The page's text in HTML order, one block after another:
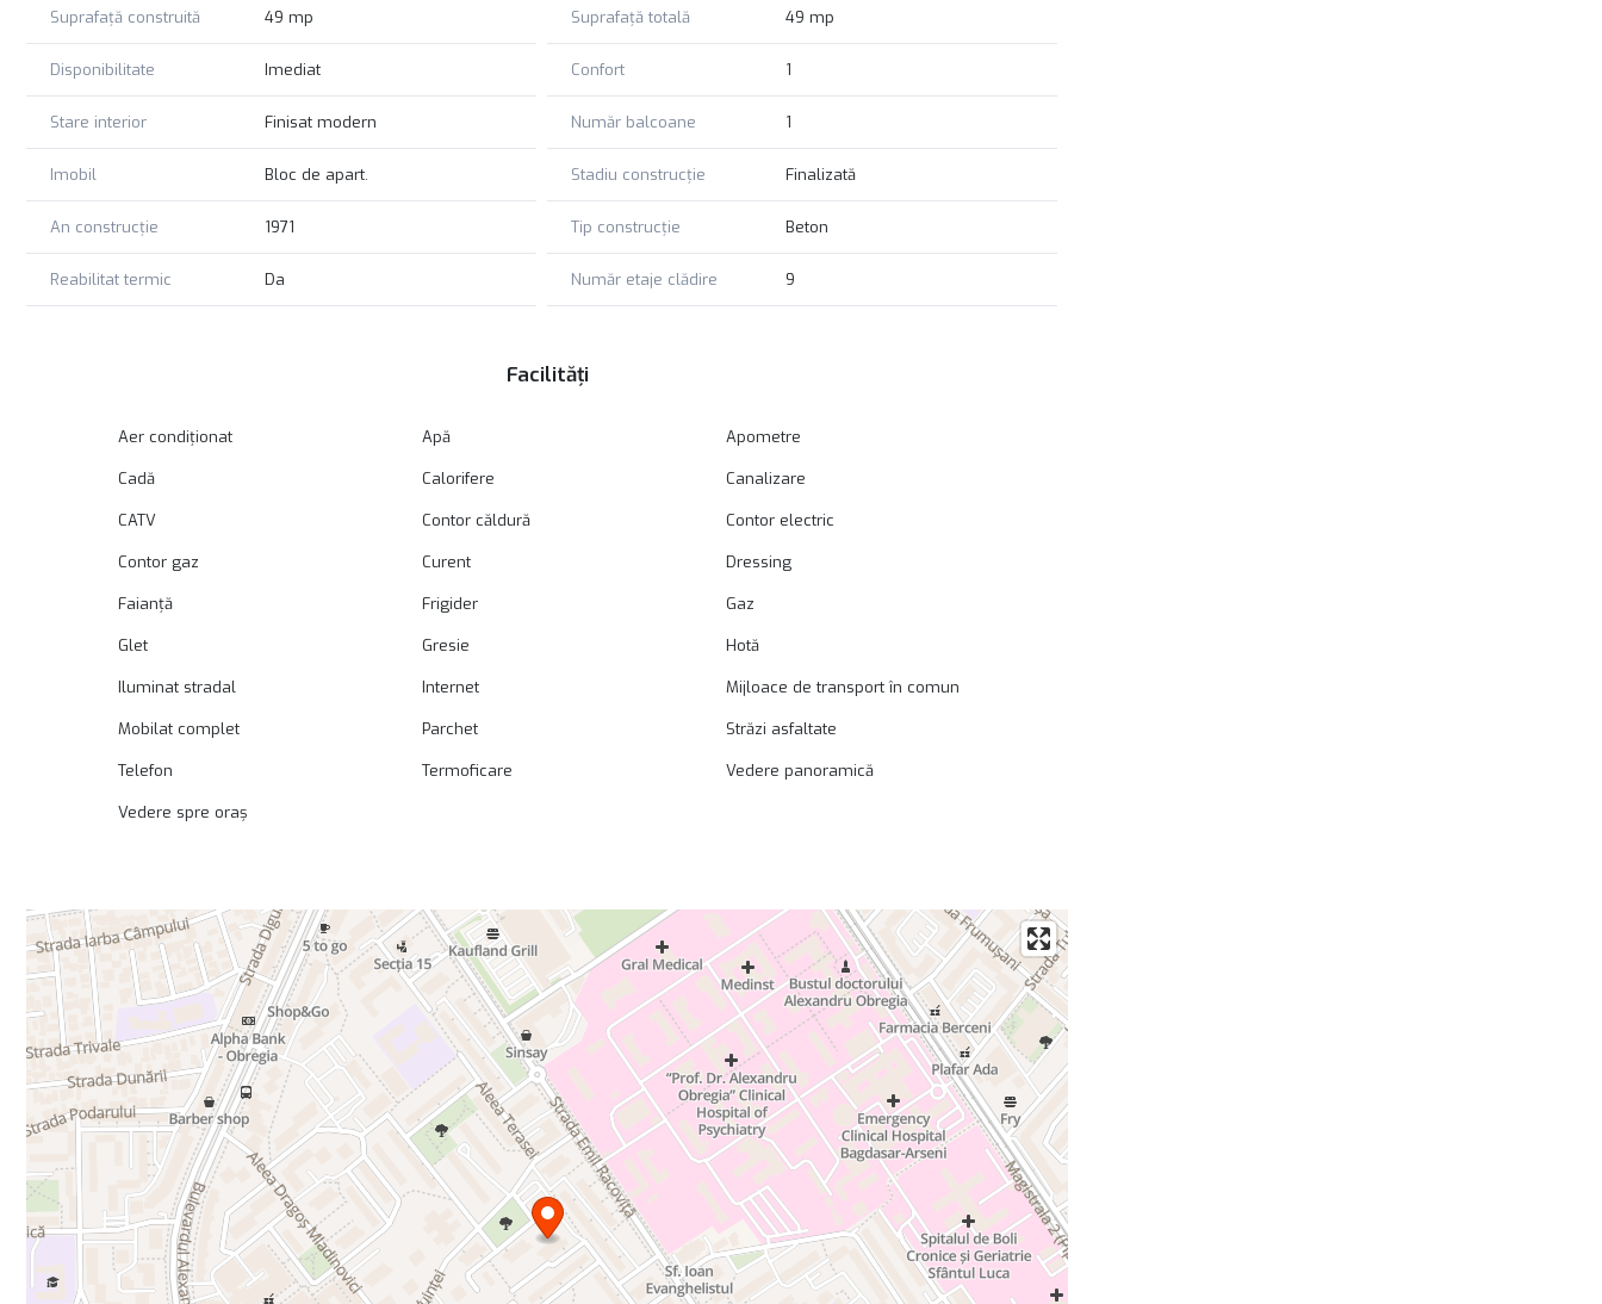
Suprafață construită 49 mp Suprafață totală 49 mp
Disponibilitate Imediat Confort 1
Stare interior Finisat modern Număr balcoane 1
Imobil Bloc de apart. Stadiu construcție Finalizată
An construcție 1971 Tip construcție Beton
Reabilitat termic Da Număr etaje clădire 9
Facilități
Aer condiționat Apă Apometre
Cadă Calorifere Canalizare
CATV Contor căldură Contor electric
Contor gaz Curent Dressing
Faianță Frigider Gaz
Glet Gresie Hotă
Iluminat stradal Internet Mijloace de transport în comun
Mobilat complet Parchet Străzi asfaltate
Telefon Termoficare Vedere panoramică
Vedere spre oraș